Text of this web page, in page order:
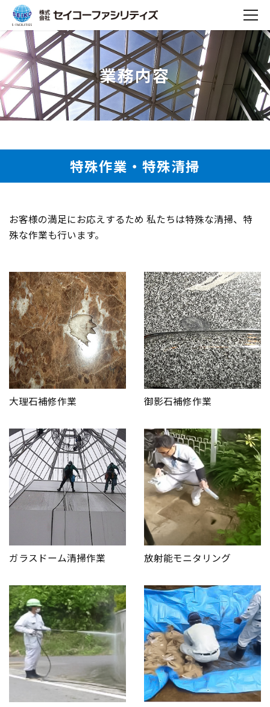
業務内容
特殊作業・特殊清掃
お客様の満足にお応えするため 私たちは特殊な清掃、特
殊な作業も行います。
大理石補修作業 御影石補修作業
ガラスドーム清掃作業 放射能モニタリング